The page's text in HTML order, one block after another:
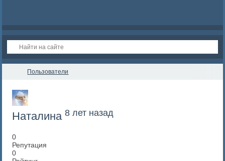
Пользователи
Наталина8 лет назад
0
Репутация
0